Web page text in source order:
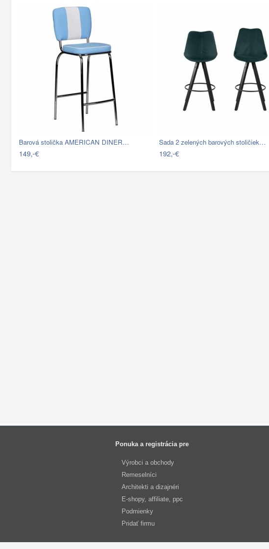
Barová stolička AMERICAN DINER…
149,-€
Sada 2 zelených barových stoličiek…
192,-€
Ponuka a registrácia pre
Výrobci a obchody
Remeselníci
Architekti a dizajnéri
E-shopy, affiliate, ppc
Podmienky
Pridať firmu